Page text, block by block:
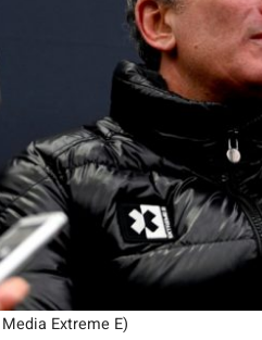
Extreme E)